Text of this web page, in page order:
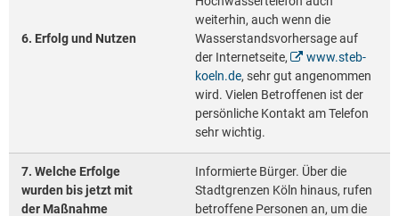
6. Erfolg und Nutzen
weiterhin, auch wenn die
Wasserstandsvorhersage auf
der Internetseite,
www.steb-
koeln.de, sehr gut angenommen
wird. Vielen Betroffenen ist der
persönliche Kontakt am Telefon
sehr wichtig.
7. Welche Erfolge
wurden bis jetzt mit
der Maßnahme
Informierte Bürger. Über die
Stadtgrenzen Köln hinaus, rufen
betroffene Personen an, um die